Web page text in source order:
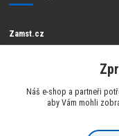
Zamst.cz
Zákaznická podpora Zamst
info@raketsport.cz
Náš e-shop a partneři
aby Vám mohli